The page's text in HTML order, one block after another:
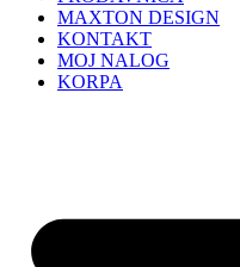
MAXTON DESIGN
KONTAKT
MOJ NALOG
KORPA